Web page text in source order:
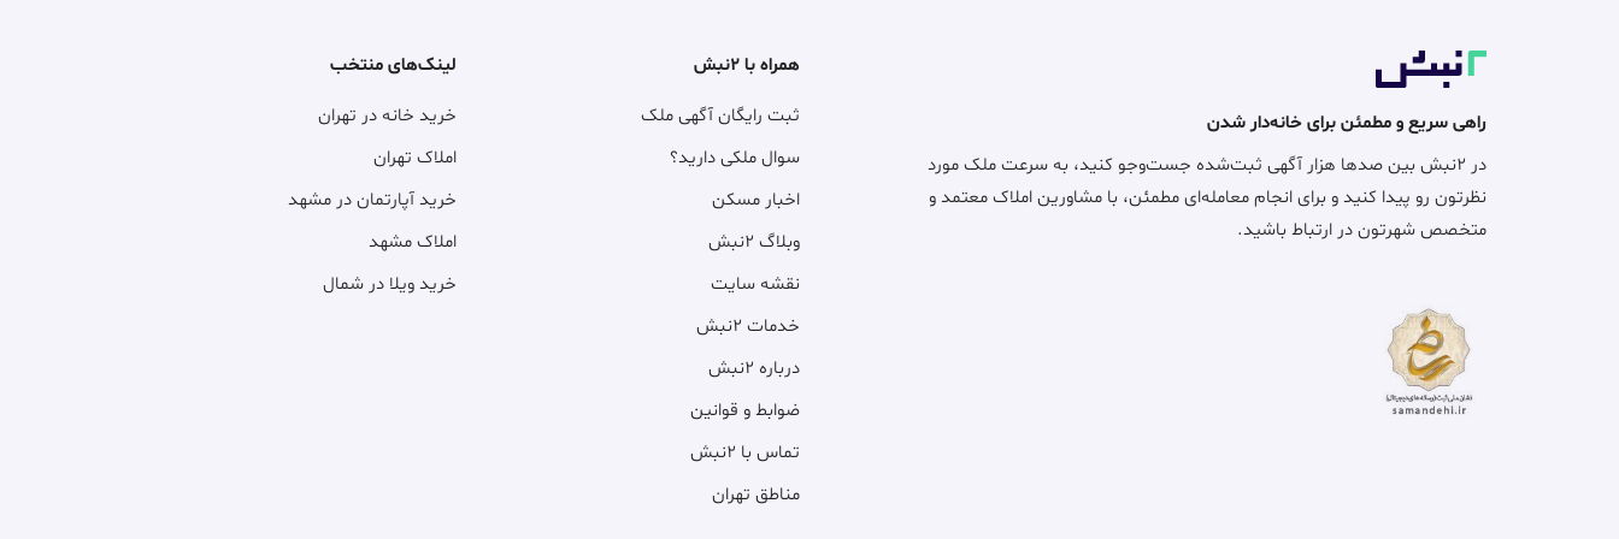
راهی سریع و مطمئن برای خانه‌دار شدن
در ۲نبش بین صدها هزار آگهی ثبت‌شده جست‌وجو کنید، به سرعت ملک مورد
نظرتون رو پیدا کنید و برای انجام معامله‌ای مطمئن، با مشاورین املاک معتمد و
متخصص شهرتون در ارتباط باشید.
همراه با ۲نبش
ثبت رایگان آگهی ملک
سوال ملکی دارید؟
اخبار مسکن
وبلاگ ۲نبش
نقشه سایت
خدمات ۲نبش
درباره ۲نبش
ضوابط و قوانین
تماس با ۲نبش
مناطق تهران
لینک‌های منتخب
خرید خانه در تهران
املاک تهران
خرید آپارتمان در مشهد
املاک مشهد
خرید ویلا در شمال